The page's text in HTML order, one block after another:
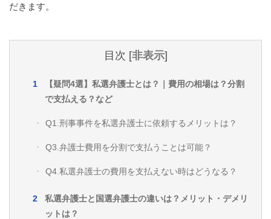
だきます。
目次 [非表示]
【疑問4選】私選弁護士とは？｜費用の相場は？分割
で支払える？など
Q1.刑事事件を私選弁護士に依頼するメリットは？
Q3.弁護士費用を分割で支払うことは可能？
Q4.私選弁護士の費用を支払えない時はどうなる？
私選弁護士と国選弁護士の違いは？メリット・デメリ
ットは？